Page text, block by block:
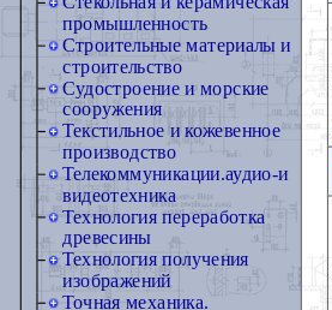
промышленность
Строительные материалы и
строительство
Судостроение и морские
сооружения
Текстильное и кожевенное
производство
Телекоммуникации.аудио-и
видеотехника
Технология переработка
древесины
Технология получения
изображений
Точная механика.